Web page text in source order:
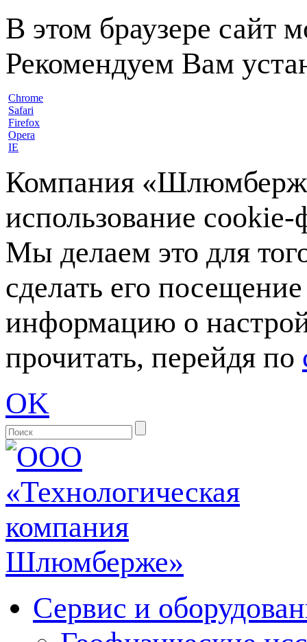
В этом браузере сайт
Рекомендуем Вам
Chrome
Safari
Firefox
Opera
IE
Компания
использование
Мы делаем это для
сделать его
информацию о
прочитать, перейдя по
OK
Сервис и